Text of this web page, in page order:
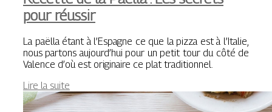
pour réussir
La paëlla étant à l’Espagne ce que la pizza est à l’Italie,
nous partons aujourd’hui pour un petit tour du côté de
Valence d’où est originaire ce plat traditionnel.
Lire la suite